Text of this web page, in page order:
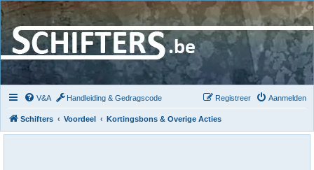
V&A Handleiding & Gedragscode Aanmelden
Registreer
Schifters Voordeel Kortingsbons & Overige Acties